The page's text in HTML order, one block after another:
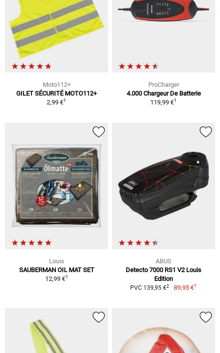
Moto112+
GILET SÉCURITÉ MOTO112+
2,99 €1
ProCharger
4.000 Chargeur De Batterie
119,99 €1
Louis
SAUBERMAN OIL MAT SET
12,99 €1
ABUS
Detecto 7000 RS1 V2 Louis
Edition
PVC 139,95 €2 89,95 €1